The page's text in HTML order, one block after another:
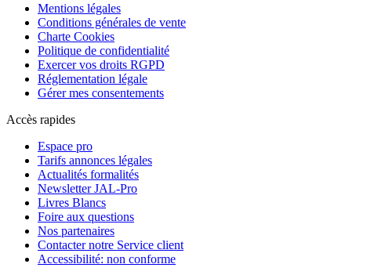
Mentions légales
Conditions générales de vente
Charte Cookies
Politique de confidentialité
Exercer vos droits RGPD
Réglementation légale
Gérer mes consentements
Accès rapides
Espace pro
Tarifs annonces légales
Actualités formalités
Newsletter JAL-Pro
Livres Blancs
Foire aux questions
Nos partenaires
Contacter notre Service client
Accessibilité: non conforme